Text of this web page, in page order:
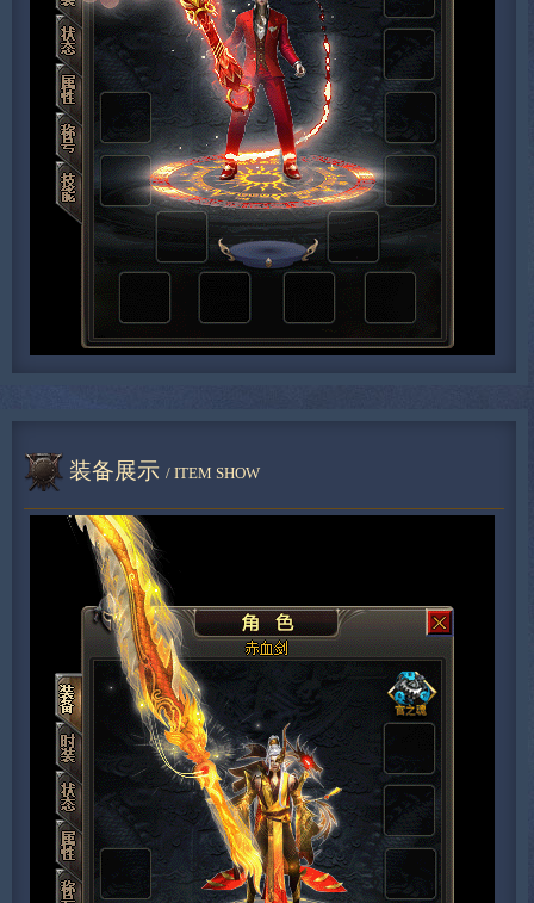
装备展示 / ITEM SHOW